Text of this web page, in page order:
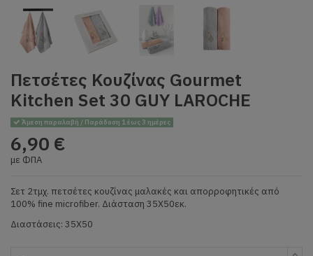
Πετσέτες Κουζίνας Gourmet
Kitchen Set 30 GUY LAROCHE
Άμεση παραλαβή / Παράδοση 1 έως 3 ημέρες
6,90 €
με ΦΠΑ
Σετ 2τμχ. πετσέτες κουζίνας μαλακές και απορροφητικές από
100% fine microfiber. Διάσταση 35Χ50εκ.
Διαστάσεις: 35X50